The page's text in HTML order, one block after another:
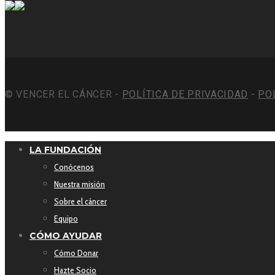
© VENCER EL CÁNCER - POLÍTICA DE PRIVACIDAD -
LA FUNDACIÓN
Conócenos
Nuestra misión
Sobre el cáncer
Equipo
CÓMO AYUDAR
Cómo Donar
Hazte Socio